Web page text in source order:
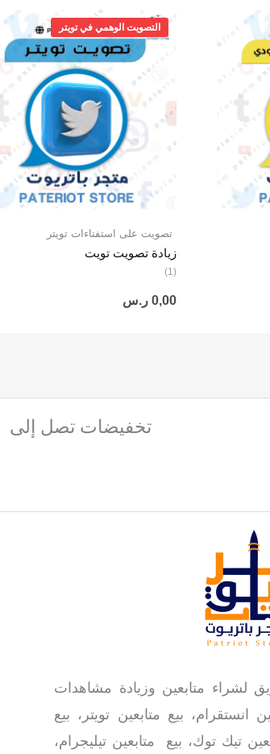
التصويت الوهمي في تويتر
تصويت على استفتاءات تويتر
زيادة تصويت تويت
(1)
0,00 ر.س
تخفيضات تصل إلى 70٪ على جميع اشتراكات IPTV
لشراء متابعين وزيادة مشاهدات
انستقرام، بيع متابعين تويتر، بيع
تيك توك، بيع متابعين تيليجرام،